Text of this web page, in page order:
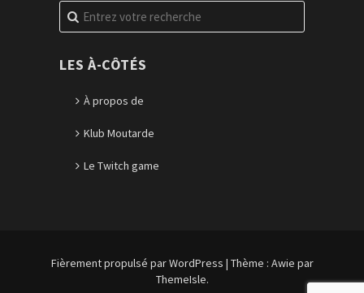
Recherche
pour
LES À-CÔTÉS
À propos de
Klub Moutarde
Le Twitch game
Fièrement propulsé par WordPress | Thème : Awie par
ThemeIsle.